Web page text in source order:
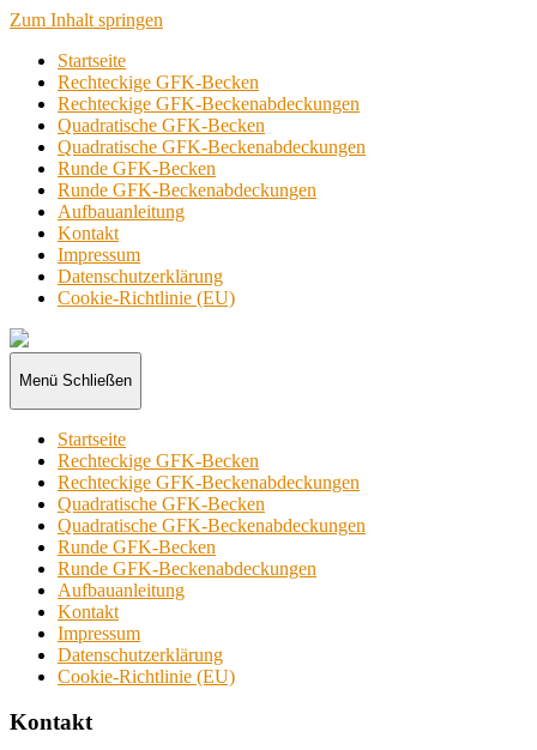
Zum Inhalt springen
Startseite
Rechteckige GFK-Becken
Rechteckige GFK-Beckenabdeckungen
Quadratische GFK-Becken
Quadratische GFK-Beckenabdeckungen
Runde GFK-Becken
Runde GFK-Beckenabdeckungen
Aufbauanleitung
Kontakt
Impressum
Datenschutzerklärung
Cookie-Richtlinie (EU)
GFK-
Becken
Menü Schließen
Startseite
Rechteckige GFK-Becken
Rechteckige GFK-Beckenabdeckungen
Quadratische GFK-Becken
Quadratische GFK-Beckenabdeckungen
Runde GFK-Becken
Runde GFK-Beckenabdeckungen
Aufbauanleitung
Kontakt
Impressum
Datenschutzerklärung
Cookie-Richtlinie (EU)
Kontakt